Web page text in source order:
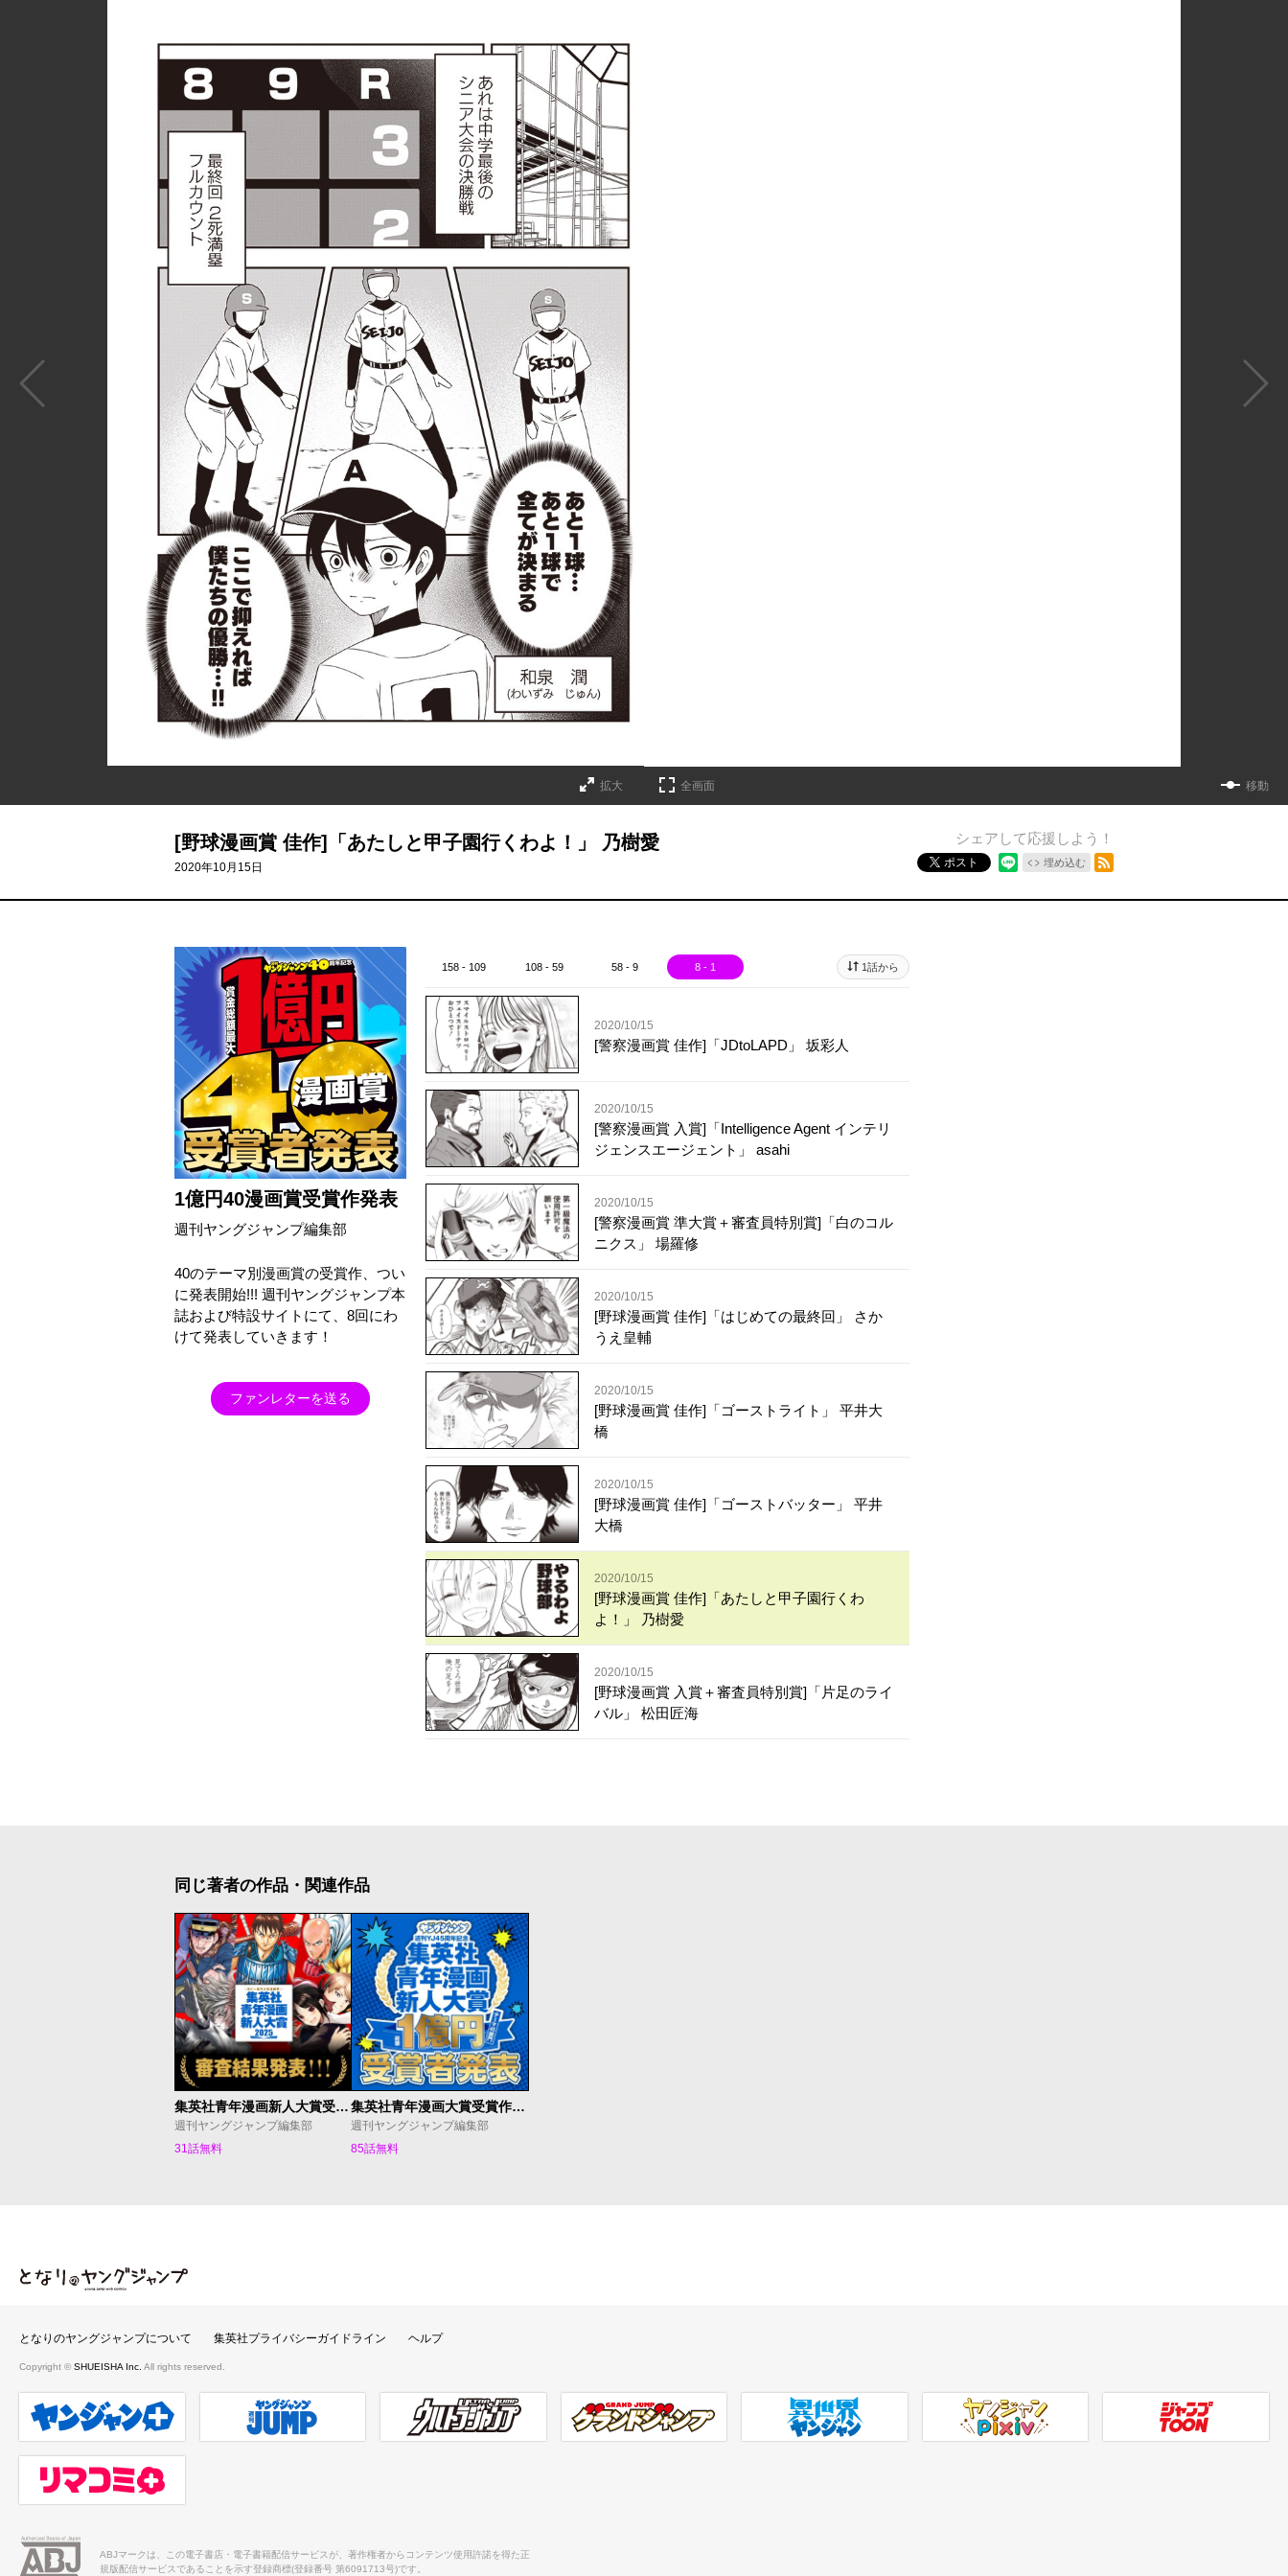
拡大 全画面 移動
[野球漫画賞 佳作]「あたしと甲子園行くわよ！」 乃樹愛
2020年10月15日
シェアして応援しよう！
ポスト 埋め込む
1億円40漫画賞受賞作発表
週刊ヤングジャンプ編集部
40のテーマ別漫画賞の受賞作、つい
に発表開始!!! 週刊ヤングジャンプ本
誌および特設サイトにて、8回にわ
けて発表していきます！
ファンレターを送る
158 - 109 108 - 59 58 - 9 8 - 1 1話から
2020/10/15
[警察漫画賞 佳作]「JDtoLAPD」 坂彩人
2020/10/15
[警察漫画賞 入賞]「Intelligence Agent インテリ
ジェンスエージェント」 asahi
2020/10/15
[警察漫画賞 準大賞＋審査員特別賞]「白のコル
ニクス」 場羅修
2020/10/15
[野球漫画賞 佳作]「はじめての最終回」 さか
うえ皇輔
2020/10/15
[野球漫画賞 佳作]「ゴーストライト」 平井大
橋
2020/10/15
[野球漫画賞 佳作]「ゴーストバッター」 平井
大橋
2020/10/15
[野球漫画賞 佳作]「あたしと甲子園行くわ
よ！」 乃樹愛
2020/10/15
[野球漫画賞 入賞＋審査員特別賞]「片足のライ
バル」 松田匠海
同じ著者の作品・関連作品
集英社青年漫画新人大賞受賞作発表
週刊ヤングジャンプ編集部
31話無料
集英社青年漫画大賞受賞作発表
週刊ヤングジャンプ編集部
85話無料
となりのヤングジャンプ
となりのヤングジャンプについて 集英社プライバシーガイドライン ヘルプ
Copyright © SHUEISHA Inc. All rights reserved.
ヤンジャンプラス 週刊ヤングジャンプ公式サイトウルトラジャンプ グランドジャンプ 異世界ヤンジャン ヤンジャンpixiv ジャンプTOON
リマコミ＋
ABJマークは、この電子書店・電子書籍配信サービスが、著作権者からコンテンツ使用許諾を得た正
規版配信サービスであることを示す登録商標(登録番号 第6091713号)です。